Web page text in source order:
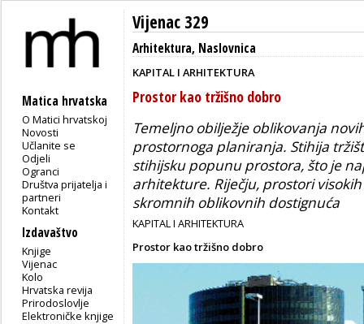
Matica hrvatska
O Matici hrvatskoj
Novosti
Učlanite se
Odjeli
Ogranci
Društva prijatelja i
partneri
Kontakt
Izdavaštvo
Knjige
Vijenac
Kolo
Hrvatska revija
Prirodoslovlje
Elektroničke knjige
Vijenac 329
Arhitektura, Naslovnica
KAPITAL I ARHITEKTURA
Prostor kao tržišno dobro
Temeljno obilježje oblikovanja
prostornoga planiranja. Stihija
stihijsku popunu prostora, što je
arhitekture. Riječju, prostori
skromnih oblikovnih dostignuća
KAPITAL I ARHITEKTURA
Prostor kao tržišno dobro